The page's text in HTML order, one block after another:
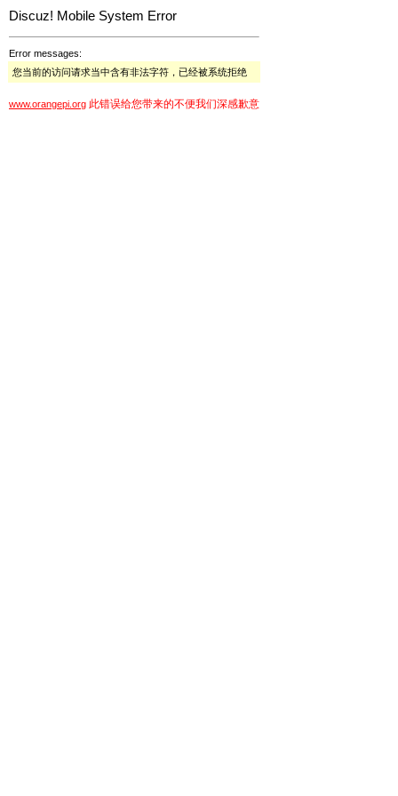
Discuz! Mobile System Error
Error messages:
您当前的访问请求当中含有非法字符，已经被系统拒绝
www.orangepi.org 此错误给您带来的不便我们深感歉意